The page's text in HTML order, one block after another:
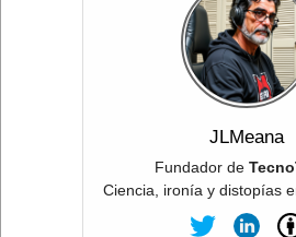
JLMeana
Fundador de
Ciencia, ironía y distopías